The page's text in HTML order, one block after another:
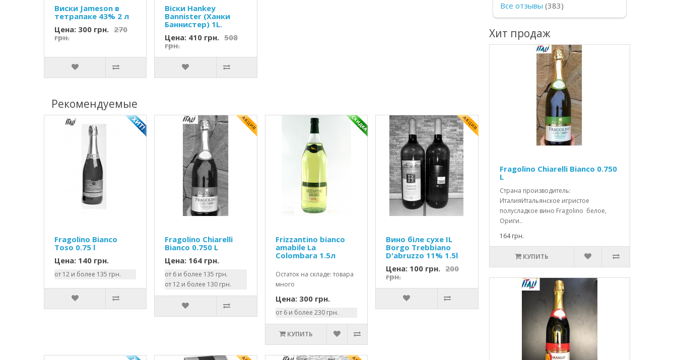
Виски Jameson в
тетрапаке 43% 2 л
Цена: 300 грн. 270
грн.
Віски Hankey
Bannister (Ханки
Баннистер) 1L.
Цена: 410 грн. 508
грн.
Рекомендуемые
Fragolino Bianco
Toso 0.75 l
Цена: 140 грн.
от 12 и более 135 грн.
Fragolino Chiarelli
Bianco 0.750 L
Цена: 164 грн.
от 6 и более 135 грн.
от 12 и более 130 грн.
Frizzantino bianco
amabile La
Colombara 1.5л
Остаток на складе: товара
много
Цена: 300 грн.
от 6 и более 230 грн.
КУПИТЬ
Вино біле сухе IL
Borgo Trebbiano
D'abruzzo 11% 1.5l
Цена: 100 грн. 200
грн.
Все отзывы (383)
Хит продаж
Fragolino Chiarelli Bianco 0.750
L
Страна производитель:
ИталияИтальянское игристое
полусладкое вино Fragolino белое,
Ориги..
164 грн.
КУПИТЬ